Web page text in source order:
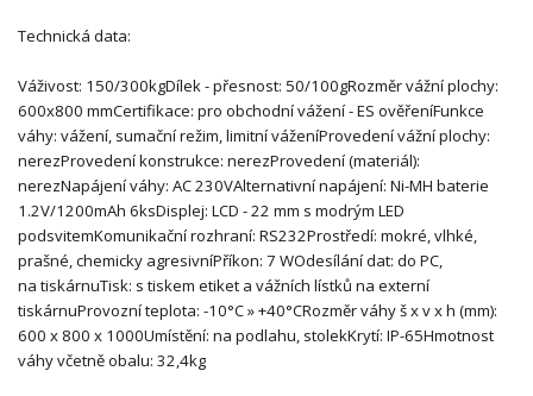
Technická data:
Váživost: 150/300kgDílek - přesnost: 50/100gRozměr vážní plochy:
600x800 mmCertifikace: pro obchodní vážení - ES ověřeníFunkce
váhy: vážení, sumační režim, limitní váženíProvedení vážní plochy:
nerezProvedení konstrukce: nerezProvedení (materiál):
nerezNapájení váhy: AC 230VAlternativní napájení: Ni-MH baterie
1.2V/1200mAh 6ksDisplej: LCD - 22 mm s modrým LED
podsvitemKomunikační rozhraní: RS232Prostředí: mokré, vlhké,
prašné, chemicky agresivníPříkon: 7 WOdesílání dat: do PC,
na tiskárnuTisk: s tiskem etiket a vážních lístků na externí
tiskárnuProvozní teplota: -10°C » +40°CRozměr váhy š x v x h (mm):
600 x 800 x 1000Umístění: na podlahu, stolekKrytí: IP-65Hmotnost
váhy včetně obalu: 32,4kg